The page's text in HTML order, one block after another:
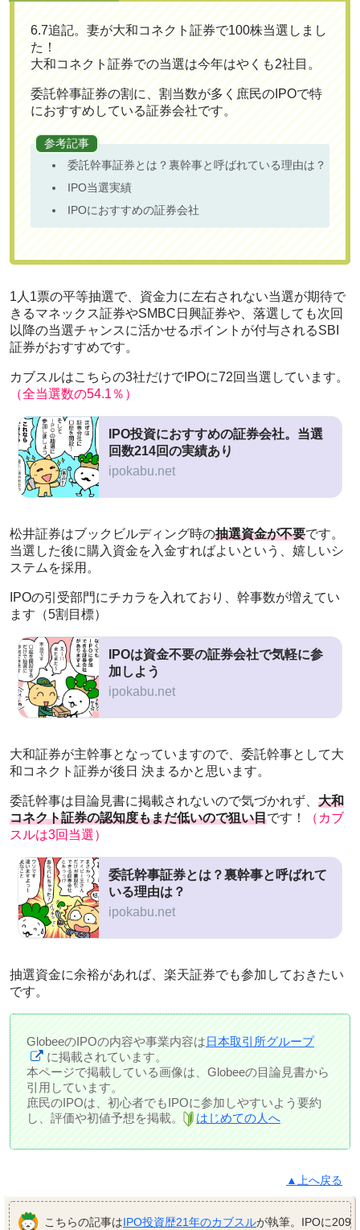
6.7追記。妻が大和コネクト証券で100株当選しまし
た！
大和コネクト証券での当選は今年はやくも2社目。
委託幹事証券の割に、割当数が多く庶民のIPOで特
におすすめしている証券会社です。
参考記事
委託幹事証券とは？裏幹事と呼ばれている理由は？
IPO当選実績
IPOにおすすめの証券会社
1人1票の平等抽選で、資金力に左右されない当選が期待で
きるマネックス証券やSMBC日興証券や、落選しても次回
以降の当選チャンスに活かせるポイントが付与されるSBI
証券がおすすめです。
カブスルはこちらの3社だけでIPOに72回当選しています。
（全当選数の54.1％）
IPO投資におすすめの証券会社。当選
回数214回の実績あり
ipokabu.net
松井証券はブックビルディング時の抽選資金が不要です。
当選した後に購入資金を入金すればよいという、嬉しいシ
ステムを採用。
IPOの引受部門にチカラを入れており、幹事数が増えてい
ます（5割目標）
IPOは資金不要の証券会社で気軽に参
加しよう
ipokabu.net
大和証券が主幹事となっていますので、委託幹事として大
和コネクト証券が後日 決まるかと思います。
委託幹事は目論見書に掲載されないので気づかれず、 大和
コネクト証券の認知度もまだ低いので狙い目です！
（カブ
スルは3回当選）
委託幹事証券とは？裏幹事と呼ばれて
いる理由は？
ipokabu.net
抽選資金に余裕があれば、楽天証券でも参加しておきたい
です。
GlobeeのIPOの内容や事業内容は日本取引所グループ
に掲載されています。
本ページで掲載している画像は、Globeeの目論見書から
引用しています。
庶民のIPOは、初心者でもIPOに参加しやすいよう要約
し、評価や初値予想を掲載。
はじめての人へ
▲上へ戻る
こちらの記事はIPO投資歴21年のカブスルが執筆。IPOに209